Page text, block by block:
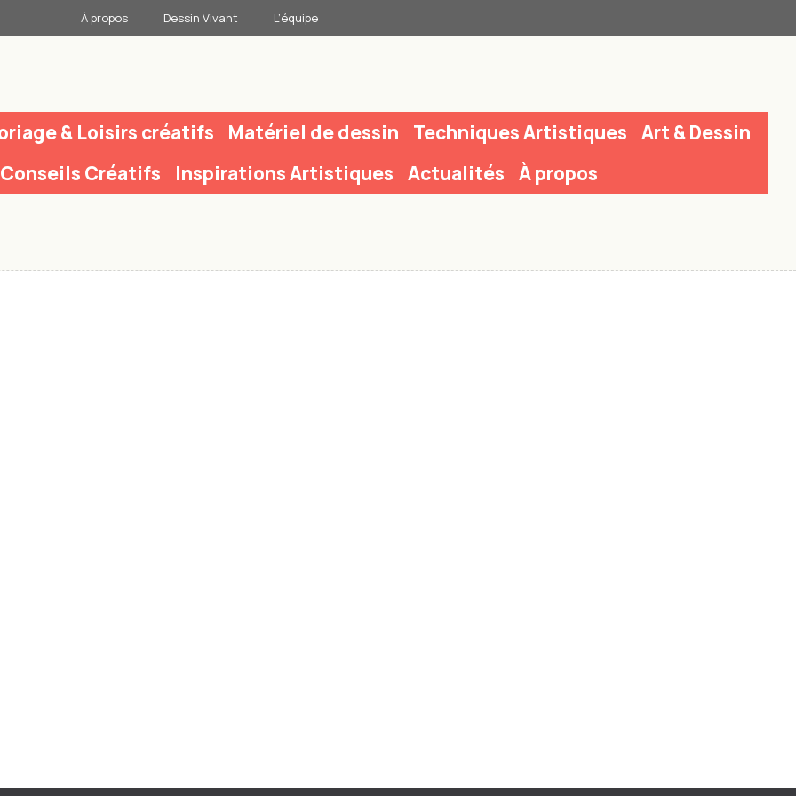
À propos Dessin Vivant L’équipe
& Loisirs créatifs Matériel de dessin Techniques Artistiques
Art & Dessin
Conseils Créatifs
Inspirations Artistiques Actualités À propos